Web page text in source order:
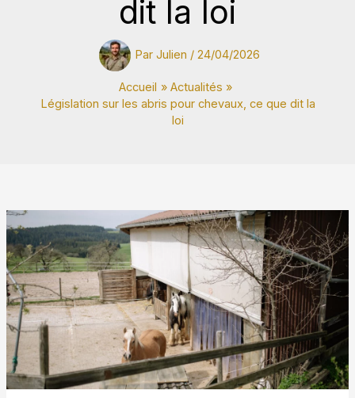
dit la loi
Par Julien / 24/04/2026
Accueil
Actualités
Législation sur les abris pour chevaux, ce que dit la
loi